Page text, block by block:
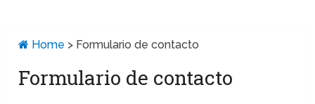
Home > Formulario de contacto
Formulario de contacto